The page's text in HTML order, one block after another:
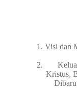
Visi dan
Kristus,